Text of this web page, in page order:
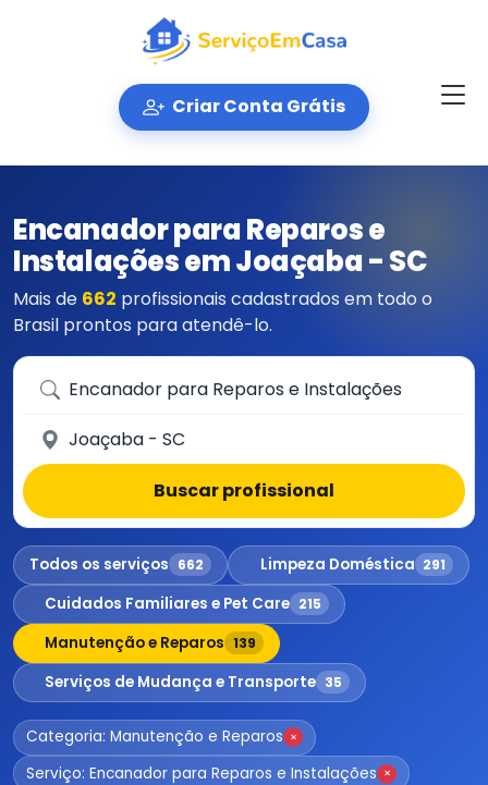
Criar Conta Grátis
Encanador para Reparos e
Instalações em Joaçaba - SC
Mais de 662 profissionais cadastrados em todo o
Brasil prontos para atendê-lo.
Que serviço você precisa?
Em qual cidade?
Buscar profissional
Todos os serviços 662 Limpeza Doméstica 291
Cuidados Familiares e Pet Care 215
Manutenção e Reparos 139
Serviços de Mudança e Transporte 35
Categoria: Manutenção e Reparos ×
Serviço: Encanador para Reparos e Instalações ×